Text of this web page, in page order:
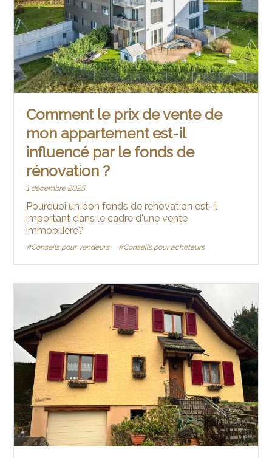
Comment le prix de vente de
mon appartement est-il
influencé par le fonds de
rénovation ?
1 décembre 2025
Pourquoi un bon fonds de rénovation est-il
important dans le cadre d'une vente
immobilière?
#Conseils pour vendeurs #Conseils pour acheteurs